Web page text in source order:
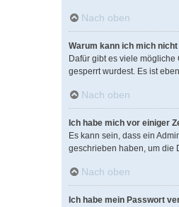
Nach oben
Warum kann ich mich
Dafür gibt es viele
gesperrt wurdest. Es ist
Nach oben
Ich habe mich vor einiger
Es kann sein, dass ein
geschrieben haben, um die
Nach oben
Ich habe mein Passwort